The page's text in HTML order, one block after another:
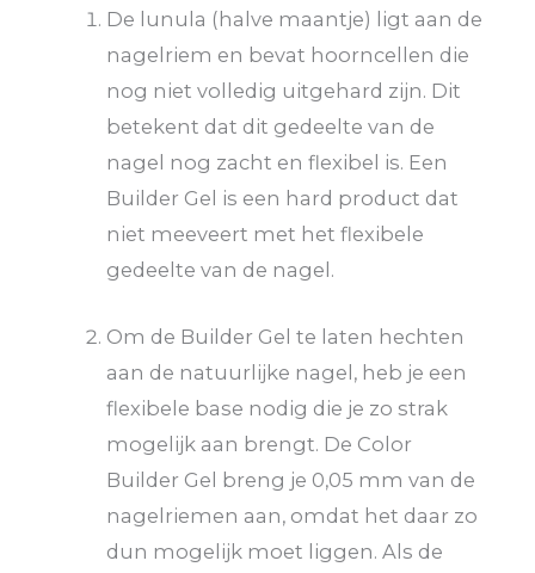
De lunula (halve maantje) ligt aan de
nagelriem en bevat hoorncellen die
nog niet volledig uitgehard zijn. Dit
betekent dat dit gedeelte van de
nagel nog zacht en flexibel is. Een
Builder Gel is een hard product dat
niet meeveert met het flexibele
gedeelte van de nagel.
Om de Builder Gel te laten hechten
aan de natuurlijke nagel, heb je een
flexibele base nodig die je zo strak
mogelijk aan brengt. De Color
Builder Gel breng je 0,05 mm van de
nagelriemen aan, omdat het daar zo
dun mogelijk moet liggen. Als de